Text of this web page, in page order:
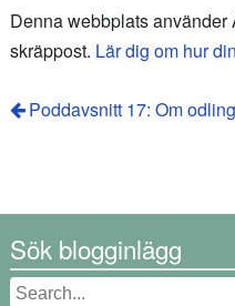
Denna webbplats använder
skräppost. Lär dig om hur
Poddavsnitt 17: Om
Sök blogginlägg